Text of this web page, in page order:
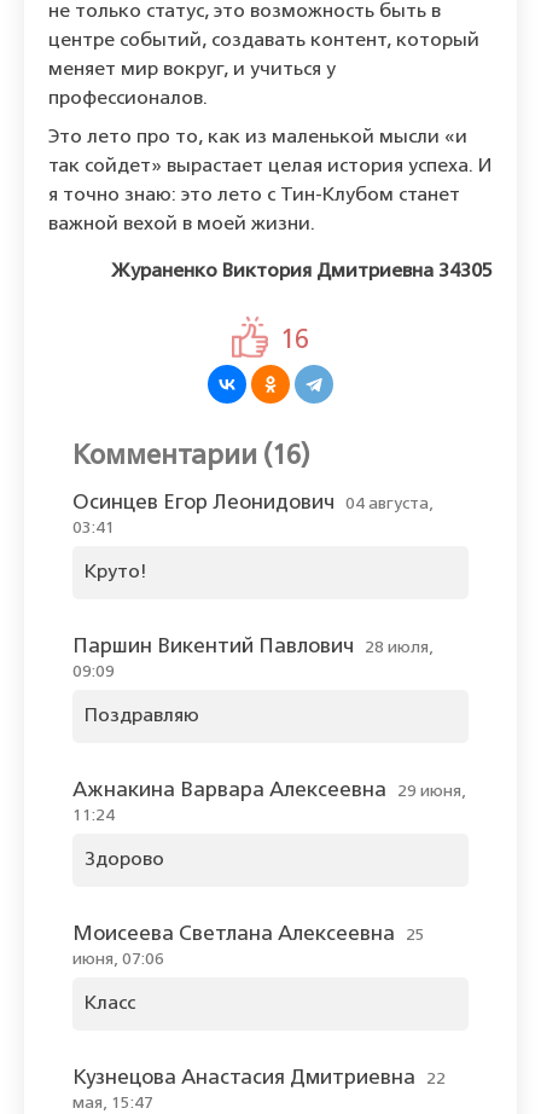
не только статус, это возможность быть в
центре событий, создавать контент, который
меняет мир вокруг, и учиться у
профессионалов.
Это лето про то, как из маленькой мысли «и
так сойдет» вырастает целая история успеха. И
я точно знаю: это лето с Тин-Клубом станет
важной вехой в моей жизни.
Жураненко Виктория Дмитриевна 34305
16
Комментарии (16)
Осинцев Егор Леонидович
04 августа,
03:41
Круто!
Паршин Викентий Павлович
28 июля,
09:09
Поздравляю
Ажнакина Варвара Алексеевна
29 июня,
11:24
Здорово
Моисеева Светлана Алексеевна
25
июня, 07:06
Класс
Кузнецова Анастасия Дмитриевна
22
мая, 15:47